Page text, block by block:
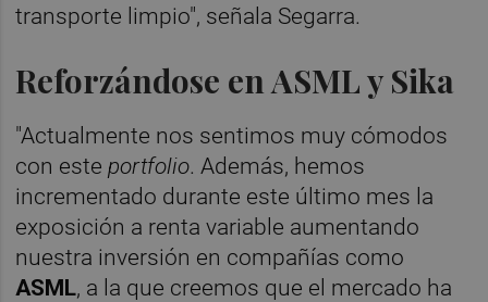
transporte limpio", señala Segarra.
Reforzándose en ASML y Sika
"Actualmente nos sentimos muy cómodos
con esteportfolio. Además, hemos
incrementado durante este último mes la
exposición a renta variable aumentando
nuestra inversión en compañías como
ASML, a la que creemos que el mercado ha